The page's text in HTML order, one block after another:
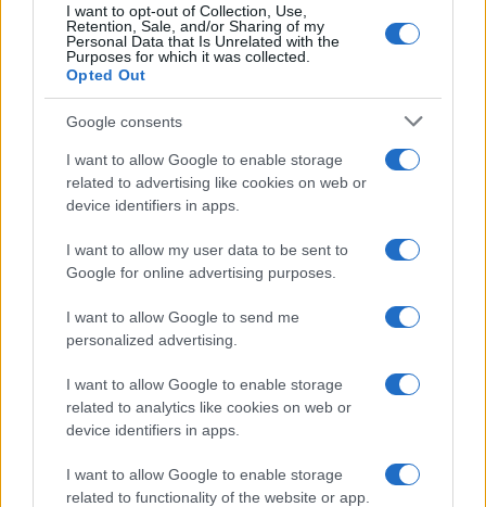
I want to opt-out of Collection, Use,
Retention, Sale, and/or Sharing of my
Personal Data that Is Unrelated with the
Purposes for which it was collected.
Opted Out
Google consents
I want to allow Google to enable storage
related to advertising like cookies on web or
device identifiers in apps.
I want to allow my user data to be sent to
Google for online advertising purposes.
I want to allow Google to send me
personalized advertising.
I want to allow Google to enable storage
related to analytics like cookies on web or
device identifiers in apps.
I want to allow Google to enable storage
related to functionality of the website or app.